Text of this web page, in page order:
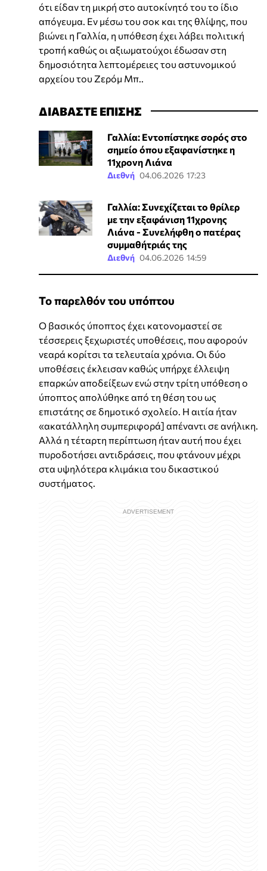
ότι είδαν τη μικρή στο αυτοκίνητό του το ίδιο
απόγευμα. Εν μέσω του σοκ και της θλίψης, που
βιώνει η Γαλλία, η υπόθεση έχει λάβει πολιτική
τροπή καθώς οι αξιωματούχοι έδωσαν στη
δημοσιότητα λεπτομέρειες του αστυνομικού
αρχείου του Ζερόμ Μπ..
ΔΙΑΒΑΣΤΕ ΕΠΙΣΗΣ
Γαλλία: Εντοπίστηκε σορός στο
σημείο όπου εξαφανίστηκε η
11χρονη Λιάνα
Διεθνή 04.06.2026 17:23
Γαλλία: Συνεχίζεται το θρίλερ
με την εξαφάνιση 11χρονης
Λιάνα - Συνελήφθη ο πατέρας
συμμαθήτριάς της
Διεθνή 04.06.2026 14:59
Το παρελθόν του υπόπτου
Ο βασικός ύποπτος έχει κατονομαστεί σε
τέσσερεις ξεχωριστές υποθέσεις, που αφορούν
νεαρά κορίτσι τα τελευταία χρόνια. Οι δύο
υποθέσεις έκλεισαν καθώς υπήρχε έλλειψη
επαρκών αποδείξεων ενώ στην τρίτη υπόθεση ο
ύποπτος απολύθηκε από τη θέση του ως
επιστάτης σε δημοτικό σχολείο. Η αιτία ήταν
«ακατάλληλη συμπεριφορά] απέναντι σε ανήλικη.
Αλλά η τέταρτη περίπτωση ήταν αυτή που έχει
πυροδοτήσει αντιδράσεις, που φτάνουν μέχρι
στα υψηλότερα κλιμάκια του δικαστικού
συστήματος.